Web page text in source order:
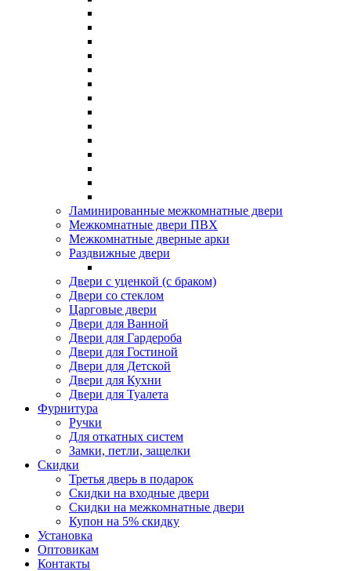
Ламинированные межкомнатные двери
Межкомнатные двери ПВХ
Межкомнатные дверные арки
Раздвижные двери
Двери с уценкой (с браком)
Двери со стеклом
Царговые двери
Двери для Ванной
Двери для Гардероба
Двери для Гостиной
Двери для Детской
Двери для Кухни
Двери для Туалета
Фурнитура
Ручки
Для откатных систем
Замки, петли, защелки
Скидки
Третья дверь в подарок
Скидки на входные двери
Скидки на межкомнатные двери
Купон на 5% скидку
Установка
Оптовикам
Контакты